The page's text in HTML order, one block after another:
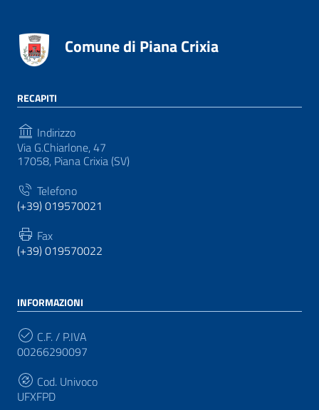
Comune di Piana Crixia
RECAPITI
Indirizzo
Via G.Chiarlone, 47
17058, Piana Crixia (SV)
Telefono
(+39) 019570021
Fax
(+39) 019570022
INFORMAZIONI
C.F. / P.IVA
00266290097
Cod. Univoco
UFXFPD